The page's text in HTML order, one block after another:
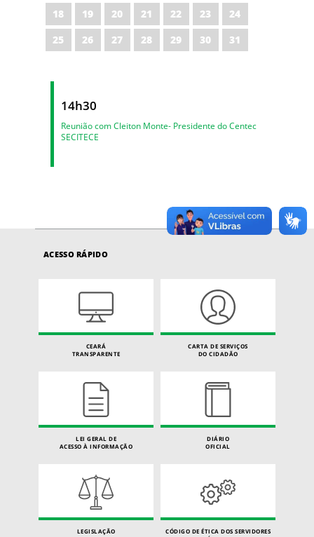
18
19 20 21 22 23
24
25
26 27 28 29 30 31
14h30
Reunião com Cleiton Monte- Presidente do Centec
SECITECE
ACESSO RÁPIDO
CEARÁ
TRANSPARENTE
CARTA DE SERVIÇOS
DO CIDADÃO
LEI GERAL DE
ACESSO À INFORMAÇÃO
DIÁRIO
OFICIAL
LEGISLAÇÃO
CÓDIGO DE ÉTICA DOS SERVIDORES